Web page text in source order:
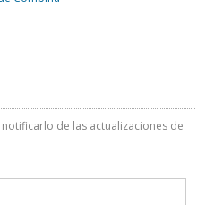
de las actualizaciones de